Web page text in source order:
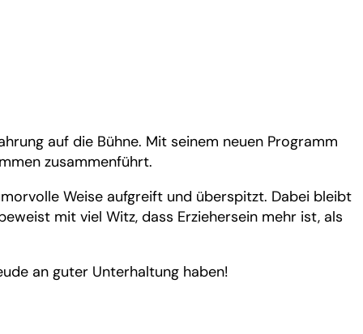
auf die Bühne. Mit seinem neuen Programm
zusammenführt.
Weise aufgreift und überspitzt. Dabei bleibt
mit viel Witz, dass Erziehersein mehr ist, als
an guter Unterhaltung haben!